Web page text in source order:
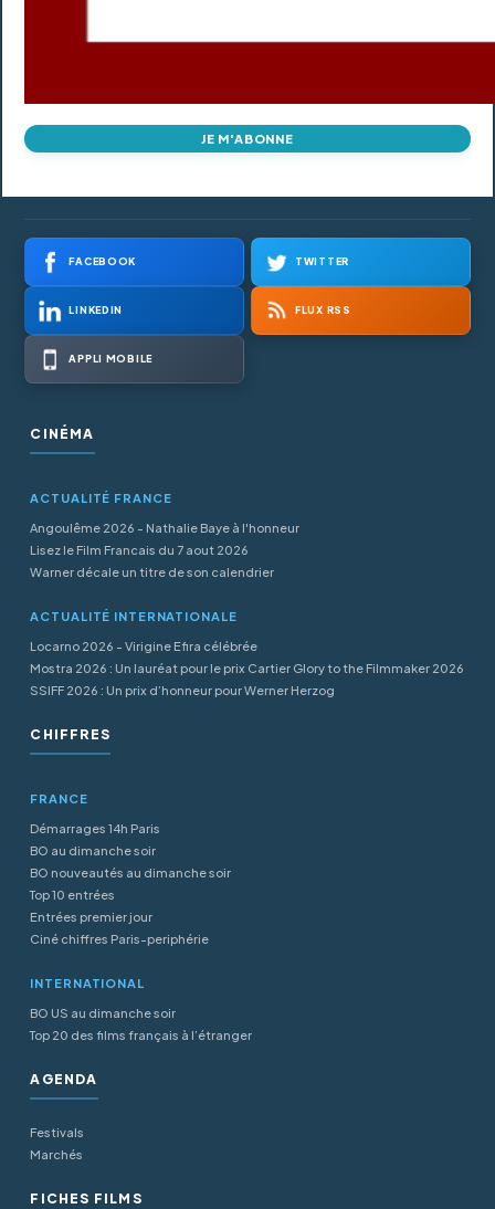
JE M'ABONNE
FACEBOOK TWITTER
LINKEDIN FLUX RSS
APPLI MOBILE
CINÉMA
ACTUALITÉ FRANCE
Angoulême 2026 - Nathalie Baye à l'honneur
Lisez le Film Francais du 7 aout 2026
Warner décale un titre de son calendrier
ACTUALITÉ INTERNATIONALE
Locarno 2026 - Virigine Efira célébrée
Mostra 2026 : Un lauréat pour le prix Cartier Glory to the Filmmaker 2026
SSIFF 2026 : Un prix d’honneur pour Werner Herzog
CHIFFRES
FRANCE
Démarrages 14h Paris
BO au dimanche soir
BO nouveautés au dimanche soir
Top 10 entrées
Entrées premier jour
Ciné chiffres Paris-periphérie
INTERNATIONAL
BO US au dimanche soir
Top 20 des films français à l’étranger
AGENDA
Festivals
Marchés
FICHES FILMS